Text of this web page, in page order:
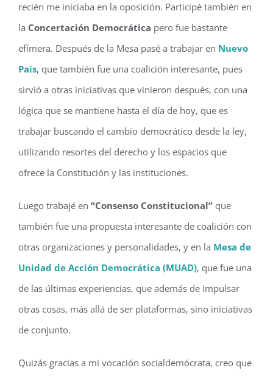
recién me iniciaba en la oposición. Participé también en
la Concertación Democrática pero fue bastante
efímera. Después de la Mesa pasé a trabajar en Nuevo
País, que también fue una coalición interesante, pues
sirvió a otras iniciativas que vinieron después, con una
lógica que se mantiene hasta el día de hoy, que es
trabajar buscando el cambio democrático desde la ley,
utilizando resortes del derecho y los espacios que
ofrece la Constitución y las instituciones.
Luego trabajé en “Consenso Constitucional” que
también fue una propuesta interesante de coalición con
otras organizaciones y personalidades, y en la Mesa de
Unidad de Acción Democrática (MUAD), que fue una
de las últimas experiencias, que además de impulsar
otras cosas, más allá de ser plataformas, sino iniciativas
de conjunto.
Quizás gracias a mi vocación socialdemócrata, creo que